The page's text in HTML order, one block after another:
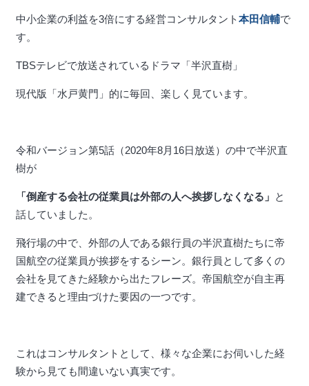
中小企業の利益を3倍にする経営コンサルタント本田信輔で
す。
TBSテレビで放送されているドラマ「半沢直樹」
現代版「水戸黄門」的に毎回、楽しく見ています。
令和バージョン第5話（2020年8月16日放送）の中で半沢直
樹が
「倒産する会社の従業員は外部の人へ挨拶しなくなる」 と
話していました。
飛行場の中で、外部の人である銀行員の半沢直樹たちに帝
国航空の従業員が挨拶をするシーン。銀行員として多くの
会社を見てきた経験から出たフレーズ。帝国航空が自主再
建できると理由づけた要因の一つです。
これはコンサルタントとして、様々な企業にお伺いした経
験から見ても間違いない真実です。